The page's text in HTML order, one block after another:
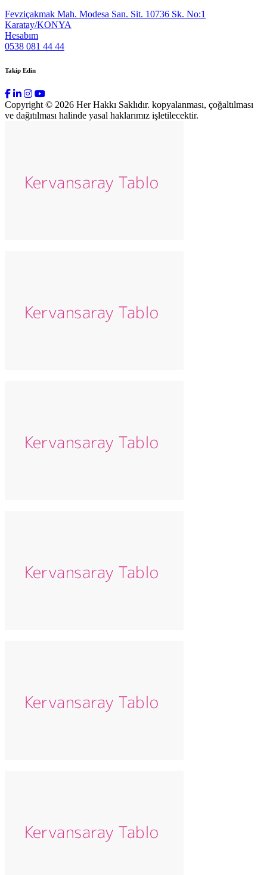
Fevziçakmak Mah. Modesa San. Sit. 10736 Sk. No:1
Karatay/KONYA
Hesabım
0538 081 44 44
Takip Edin
Copyright © 2026 Her Hakkı Saklıdır. kopyalanması, çoğaltılması
ve dağıtılması halinde yasal haklarımız işletilecektir.